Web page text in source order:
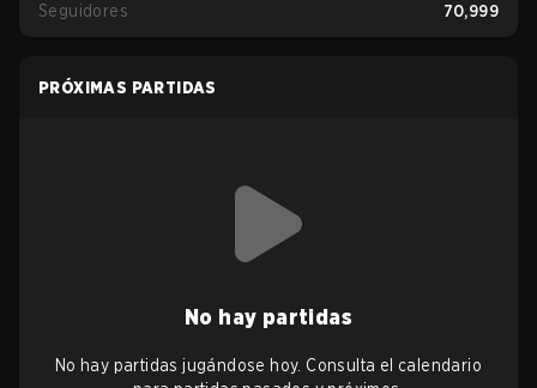
Seguidores 70,999
PRÓXIMAS PARTIDAS
No hay partidas
No hay partidas jugándose hoy. Consulta el calendario